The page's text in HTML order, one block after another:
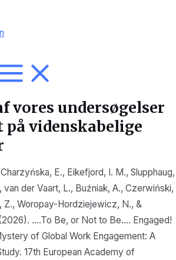
vores undersøgelser
videnskabelige
E., Eikefjord, I. M., Slupphaug,
van der Vaart, L., Buźniak, A., Czerwiński,
Z., Woropay-Hordziejewicz, N., &
….To Be, or Not to Be…. Engaged!
of Global Work Engagement: A
17th European Academy of